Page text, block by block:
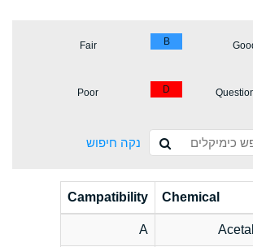
B
Fair
D
Poor
נקה חיפוש
Chemical
Campatibility
A